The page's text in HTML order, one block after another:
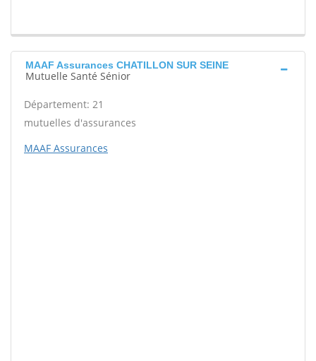
MAAF Assurances CHATILLON SUR SEINE
Mutuelle Santé Sénior
Département: 21
mutuelles d'assurances
MAAF Assurances